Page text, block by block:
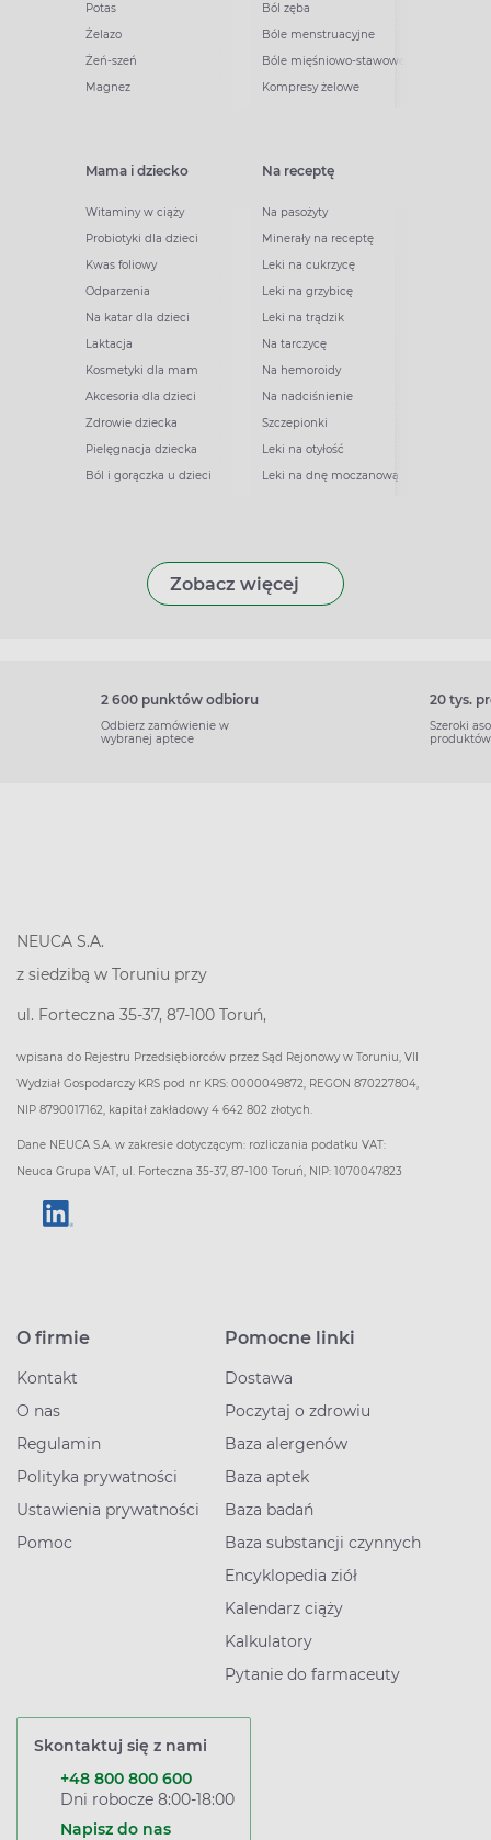
Potas
Żelazo
Żeń-szeń
Magnez
Ból zęba
Bóle menstruacyjne
Bóle mięśniowo-stawowe
Kompresy żelowe
Mama i dziecko
Witaminy w ciąży
Probiotyki dla dzieci
Kwas foliowy
Odparzenia
Na katar dla dzieci
Laktacja
Kosmetyki dla mam
Akcesoria dla dzieci
Zdrowie dziecka
Pielęgnacja dziecka
Ból i gorączka u dzieci
Na receptę
Na pasożyty
Minerały na receptę
Leki na cukrzycę
Leki na grzybicę
Leki na trądzik
Na tarczycę
Na hemoroidy
Na nadciśnienie
Szczepionki
Leki na otyłość
Leki na dnę moczanową
Zobacz więcej
2 600 punktów odbioru
Odbierz zamówienie w
wybranej aptece
20 tys.
Szeroki
produktów
NEUCA S.A.
z siedzibą w Toruniu przy
ul. Forteczna 35-37, 87-100 Toruń,
wpisana do Rejestru Przedsiębiorców przez Sąd Rejonowy w Toruniu, VII
Wydział Gospodarczy KRS pod nr KRS: 0000049872, REGON 870227804,
NIP 8790017162, kapitał zakładowy 4 642 802 złotych.
Dane NEUCA S.A. w zakresie dotyczącym: rozliczania podatku VAT:
Neuca Grupa VAT, ul. Forteczna 35-37, 87-100 Toruń, NIP: 1070047823
O firmie
Kontakt
O nas
Regulamin
Polityka prywatności
Ustawienia prywatności
Pomoc
Pomocne linki
Dostawa
Poczytaj o zdrowiu
Baza alergenów
Baza aptek
Baza badań
Baza substancji czynnych
Encyklopedia ziół
Kalendarz ciąży
Kalkulatory
Pytanie do farmaceuty
Skontaktuj się z nami
+48 800 800 600
Dni robocze 8:00-18:00
Napisz do nas